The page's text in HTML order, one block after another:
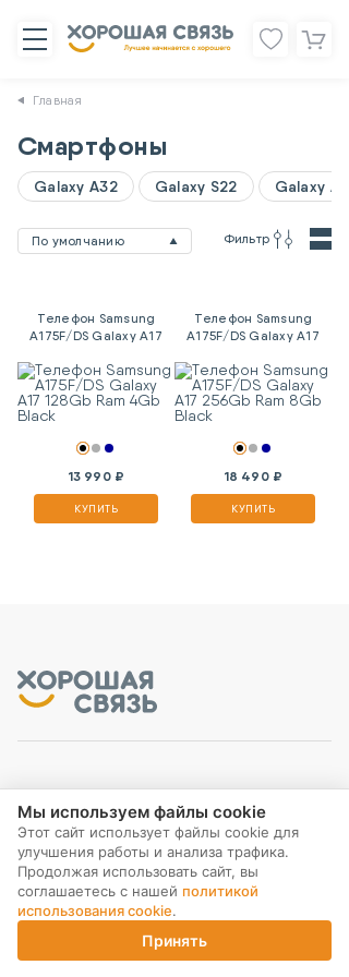
Главная
Смартфоны
Galaxy A32 Galaxy S22 Galaxy
По умолчанию Фильтр
Телефон Samsung
A175F/DS Galaxy A17
13 990 ₽
КУПИТЬ
Телефон Samsung
A175F/DS Galaxy A17
18 490 ₽
КУПИТЬ
Корзина
МЫ В СОЦ. СЕТЯХ
ПОДПИСКА НА РАССЫЛКУ
Мы используем файлы cookie
Этот сайт использует файлы cookie для
улучшения работы и анализа трафика.
Продолжая использовать сайт, вы
соглашаетесь с нашей политикой
использования cookie.
Принять